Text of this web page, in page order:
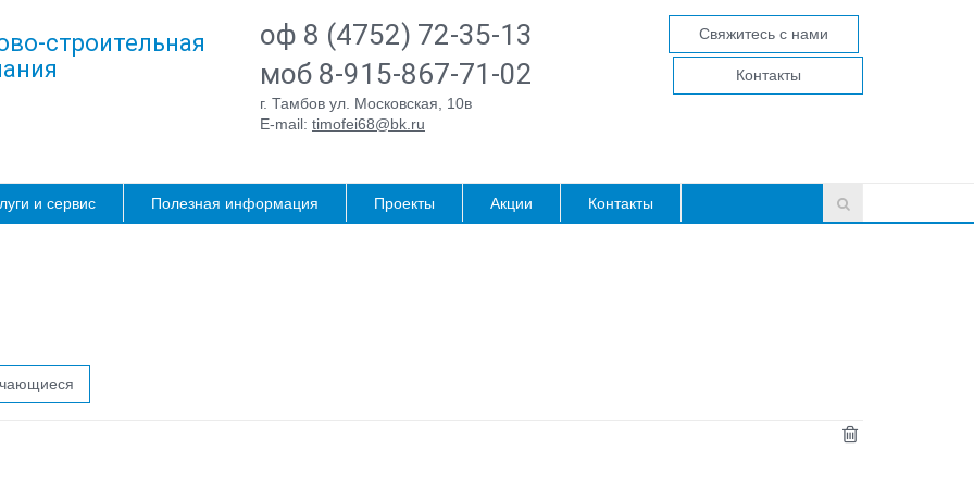
строительная
оф 8 (4752) 72-35-13
моб 8-915-867-71-02
г. Тамбов ул. Московская, 10в
E-mail: timofei68@bk.ru
Свяжитесь с нами
Контакты
и сервис Полезная информация Проекты Акции Контакты